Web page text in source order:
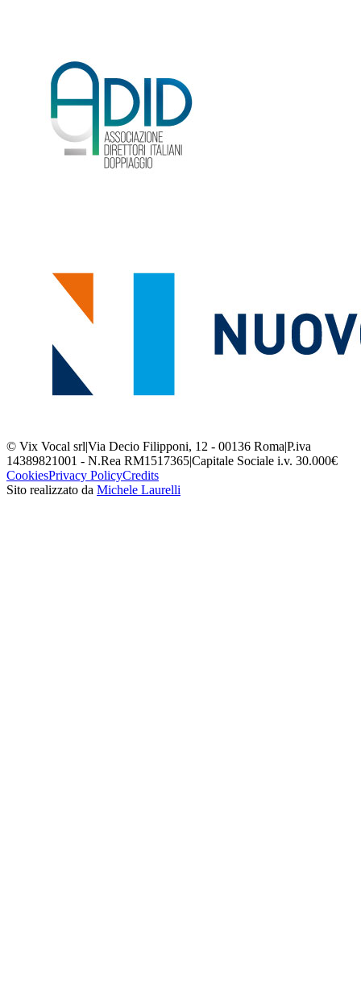
© Vix Vocal srl|Via Decio Filipponi, 12 - 00136 Roma|P.iva
14389821001 - N.Rea RM1517365|Capitale Sociale i.v. 30.000€
CookiesPrivacy PolicyCredits
Sito realizzato da Michele Laurelli